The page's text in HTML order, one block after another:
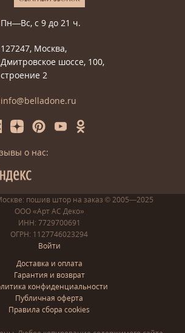
Пн—Вс, с 9 до 21 ч.
127247, Москва,
Дмитровское шоссе, 100,
строение 2
info@belladone.ru
о нас:
пошив штор на заказ © 2005—2025
ООО «Арт АС Деко»
ИНН: 7729700691
ОГРН: 1127746023294
Войти
Доставка и оплата
Гарантия и возврат
конфиденциальности
Публичная оферта
Правила сбора cookies